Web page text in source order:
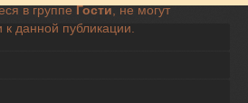
в группеГости, не могут
данной публикации.